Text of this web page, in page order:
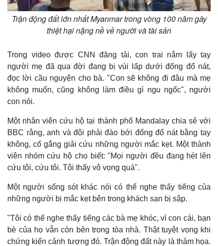
Thế giới
Quan sát
Cuộc sống đó đây
Multimedia
Video
Infographic
Trận động đất lớn nhất Myanmar trong vòng 100 năm gây
thiệt hại nặng nề về người và tài sản
Trong video được CNN đăng tải, con trai nắm lấy tay
người mẹ đã qua đời đang bị vùi lấp dưới đống đổ nát,
đọc lời cầu nguyện cho bà. "Con sẽ không đi đâu mà mẹ
không muốn, cũng không làm điều gì ngu ngốc", người
con nói.
Một nhân viên cứu hộ tại thành phố Mandalay chia sẻ với
BBC rằng, anh và đội phải đào bới đống đổ nát bằng tay
không, cố gắng giải cứu những người mắc kẹt. Một thành
viên nhóm cứu hộ cho biết: "Mọi người đều đang hét lên
cứu tôi, cứu tôi. Tôi thấy vô vọng quá".
Một người sống sót khác nói có thể nghe thấy tiếng của
những người bị mắc kẹt bên trong khách sạn bị sập.
"Tôi có thể nghe thấy tiếng các bà mẹ khóc, vì con cái, bạn
bè của họ vẫn còn bên trong tòa nhà. Thật tuyệt vọng khi
chứng kiến ​​cảnh tượng đó. Trận động đất này là thảm họa.